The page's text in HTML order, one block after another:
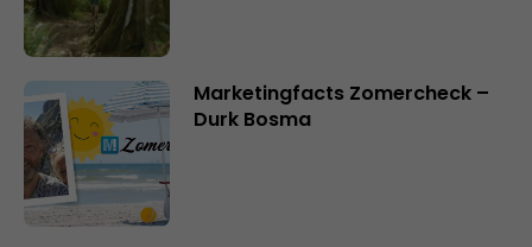
Marketingfacts Zomercheck –
Durk Bosma